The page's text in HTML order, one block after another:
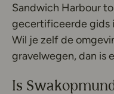
Sandwich Harbour
gecertificeerde gids
Wil je zelf de
gravelwegen, dan is
Is